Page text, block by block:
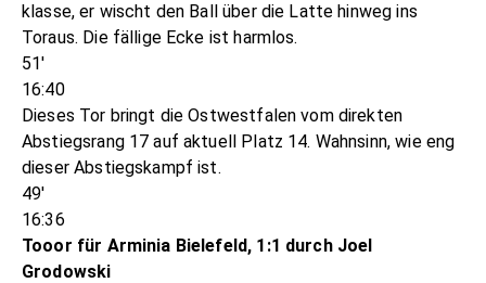
klasse, er wischt den Ball über die Latte hinweg ins
Toraus. Die fällige Ecke ist harmlos.
51'
16:40
Dieses Tor bringt die Ostwestfalen vom direkten
Abstiegsrang 17 auf aktuell Platz 14. Wahnsinn, wie eng
dieser Abstiegskampf ist.
49'
16:36
Tooor für Arminia Bielefeld, 1:1 durch Joel
Grodowski